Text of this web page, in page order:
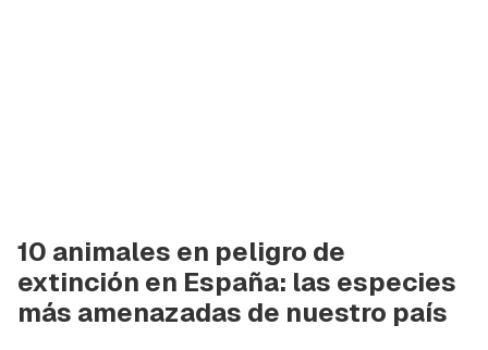
10 animales en peligro de
extinción en España: las especies
más amenazadas de nuestro país